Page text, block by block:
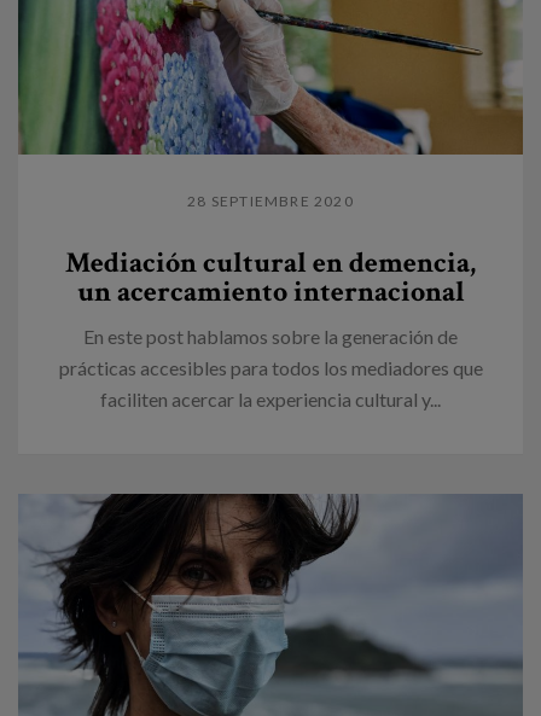
28 SEPTIEMBRE 2020
Mediación cultural en demencia,
un acercamiento internacional
En este post hablamos sobre la generación de
prácticas accesibles para todos los mediadores que
faciliten acercar la experiencia cultural y...